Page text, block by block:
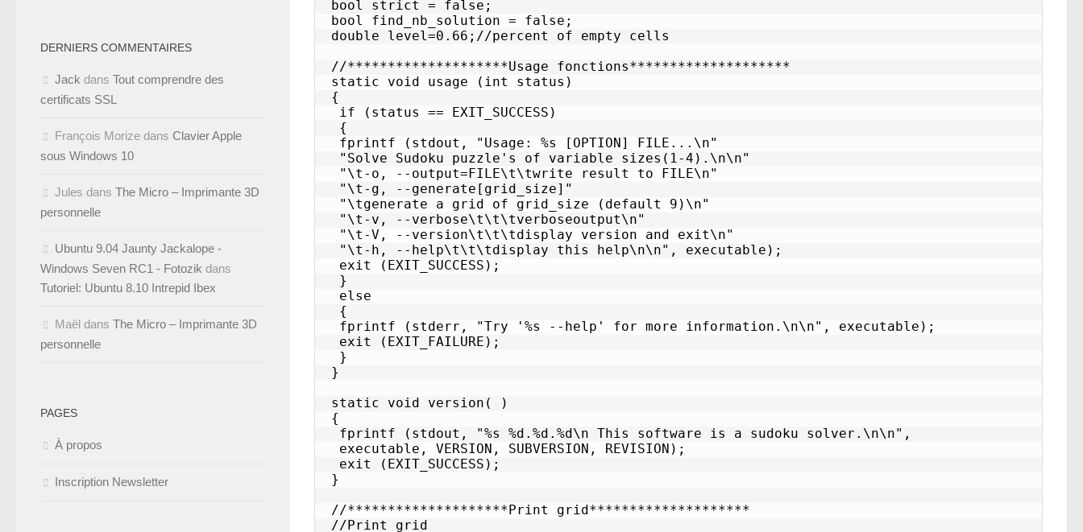
DERNIERS COMMENTAIRES
Jack dans Tout comprendre des
certificats SSL
François Morize dans Clavier Apple
sous Windows 10
Jules dans The Micro – Imprimante 3D
personnelle
Ubuntu 9.04 Jaunty Jackalope -
Windows Seven RC1 - Fotozik dans
Tutoriel: Ubuntu 8.10 Intrepid Ibex
Maël dans The Micro – Imprimante 3D
personnelle
PAGES
À propos
Inscription Newsletter